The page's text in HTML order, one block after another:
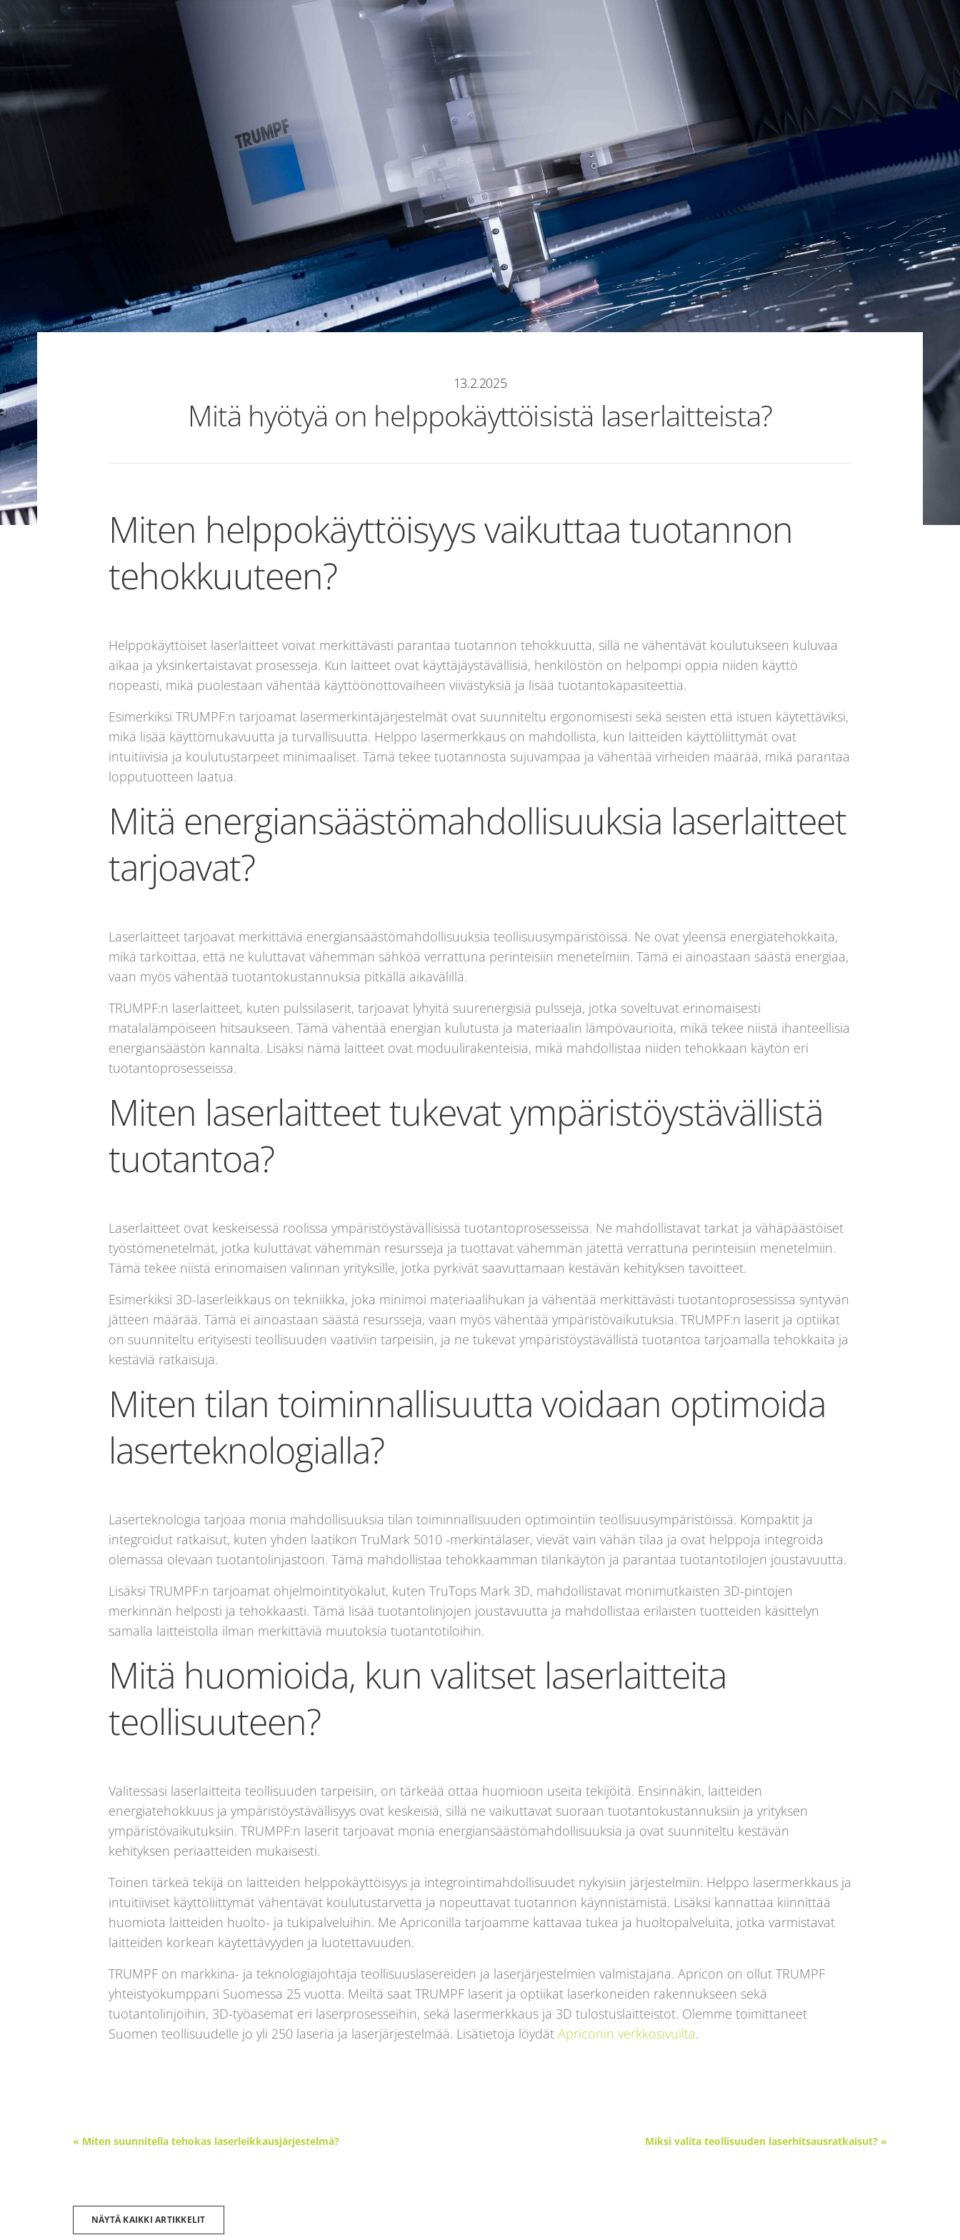
13.2.2025
Mitä hyötyä on helppokäyttöisistä laserlaitteista?
Miten helppokäyttöisyys vaikuttaa tuotannon
tehokkuuteen?
Helppokäyttöiset laserlaitteet voivat merkittävästi parantaa tuotannon tehokkuutta, sillä ne vähentävät koulutukseen kuluvaa
aikaa ja yksinkertaistavat prosesseja. Kun laitteet ovat käyttäjäystävällisiä, henkilöstön on helpompi oppia niiden käyttö
nopeasti, mikä puolestaan vähentää käyttöönottovaiheen viivästyksiä ja lisää tuotantokapasiteettia.
Esimerkiksi TRUMPF:n tarjoamat lasermerkintäjärjestelmät ovat suunniteltu ergonomisesti sekä seisten että istuen käytettäviksi,
mikä lisää käyttömukavuutta ja turvallisuutta. Helppo lasermerkkaus on mahdollista, kun laitteiden käyttöliittymät ovat
intuitiivisia ja koulutustarpeet minimaaliset. Tämä tekee tuotannosta sujuvampaa ja vähentää virheiden määrää, mikä parantaa
lopputuotteen laatua.
Mitä energiansäästömahdollisuuksia laserlaitteet
tarjoavat?
Laserlaitteet tarjoavat merkittäviä energiansäästömahdollisuuksia teollisuusympäristöissä. Ne ovat yleensä energiatehokkaita,
mikä tarkoittaa, että ne kuluttavat vähemmän sähköä verrattuna perinteisiin menetelmiin. Tämä ei ainoastaan säästä energiaa,
vaan myös vähentää tuotantokustannuksia pitkällä aikavälillä.
TRUMPF:n laserlaitteet, kuten pulssilaserit, tarjoavat lyhyitä suurenergisiä pulsseja, jotka soveltuvat erinomaisesti
matalalämpöiseen hitsaukseen. Tämä vähentää energian kulutusta ja materiaalin lämpövaurioita, mikä tekee niistä ihanteellisia
energiansäästön kannalta. Lisäksi nämä laitteet ovat moduulirakenteisia, mikä mahdollistaa niiden tehokkaan käytön eri
tuotantoprosesseissa.
Miten laserlaitteet tukevat ympäristöystävällistä
tuotantoa?
Laserlaitteet ovat keskeisessä roolissa ympäristöystävällisissä tuotantoprosesseissa. Ne mahdollistavat tarkat ja vähäpäästöiset
työstömenetelmät, jotka kuluttavat vähemmän resursseja ja tuottavat vähemmän jätettä verrattuna perinteisiin menetelmiin.
Tämä tekee niistä erinomaisen valinnan yrityksille, jotka pyrkivät saavuttamaan kestävän kehityksen tavoitteet.
Esimerkiksi 3D-laserleikkaus on tekniikka, joka minimoi materiaalihukan ja vähentää merkittävästi tuotantoprosessissa syntyvän
jätteen määrää. Tämä ei ainoastaan säästä resursseja, vaan myös vähentää ympäristövaikutuksia. TRUMPF:n laserit ja optiikat
on suunniteltu erityisesti teollisuuden vaativiin tarpeisiin, ja ne tukevat ympäristöystävällistä tuotantoa tarjoamalla tehokkaita ja
kestäviä ratkaisuja.
Miten tilan toiminnallisuutta voidaan optimoida
laserteknologialla?
Laserteknologia tarjoaa monia mahdollisuuksia tilan toiminnallisuuden optimointiin teollisuusympäristöissä. Kompaktit ja
integroidut ratkaisut, kuten yhden laatikon TruMark 5010 -merkintälaser, vievät vain vähän tilaa ja ovat helppoja integroida
olemassa olevaan tuotantolinjastoon. Tämä mahdollistaa tehokkaamman tilankäytön ja parantaa tuotantotilojen joustavuutta.
Lisäksi TRUMPF:n tarjoamat ohjelmointityökalut, kuten TruTops Mark 3D, mahdollistavat monimutkaisten 3D-pintojen
merkinnän helposti ja tehokkaasti. Tämä lisää tuotantolinjojen joustavuutta ja mahdollistaa erilaisten tuotteiden käsittelyn
samalla laitteistolla ilman merkittäviä muutoksia tuotantotiloihin.
Mitä huomioida, kun valitset laserlaitteita
teollisuuteen?
Valitessasi laserlaitteita teollisuuden tarpeisiin, on tärkeää ottaa huomioon useita tekijöitä. Ensinnäkin, laitteiden
energiatehokkuus ja ympäristöystävällisyys ovat keskeisiä, sillä ne vaikuttavat suoraan tuotantokustannuksiin ja yrityksen
ympäristövaikutuksiin. TRUMPF:n laserit tarjoavat monia energiansäästömahdollisuuksia ja ovat suunniteltu kestävän
kehityksen periaatteiden mukaisesti.
Toinen tärkeä tekijä on laitteiden helppokäyttöisyys ja integrointimahdollisuudet nykyisiin järjestelmiin. Helppo lasermerkkaus ja
intuitiiviset käyttöliittymät vähentävät koulutustarvetta ja nopeuttavat tuotannon käynnistämistä. Lisäksi kannattaa kiinnittää
huomiota laitteiden huolto- ja tukipalveluihin. Me Apriconilla tarjoamme kattavaa tukea ja huoltopalveluita, jotka varmistavat
laitteiden korkean käytettävyyden ja luotettavuuden.
TRUMPF on markkina- ja teknologiajohtaja teollisuuslasereiden ja laserjärjestelmien valmistajana. Apricon on ollut TRUMPF
yhteistyökumppani Suomessa 25 vuotta. Meiltä saat TRUMPF laserit ja optiikat laserkoneiden rakennukseen sekä
tuotantolinjoihin, 3D-työasemat eri laserprosesseihin, sekä lasermerkkaus ja 3D tulostuslaitteistot. Olemme toimittaneet
Suomen teollisuudelle jo yli 250 laseria ja laserjärjestelmää. Lisätietoja löydät Apriconin verkkosivuilta.
« Miten suunnitella tehokas laserleikkausjärjestelmä? Miksi valita teollisuuden laserhitsausratkaisut? »
NÄYTÄ KAIKKI ARTIKKELIT